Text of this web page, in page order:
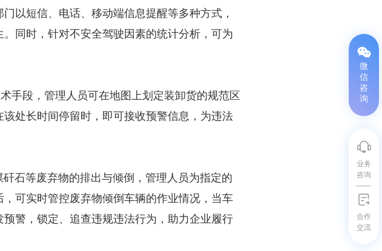
以短信、电话、移动端信息提醒等多种方式，
同时，针对不安全驾驶因素的统计分析，可为
手段，管理人员可在地图上划定装卸货的规范区
处长时间停留时，即可接收预警信息，为违法
石等废弃物的排出与倾倒，管理人员为指定的
可实时管控废弃物倾倒车辆的作业情况，当车
警，锁定、追查违规违法行为，助力企业履行
微
信
咨
询
业务
咨询
合作
交流